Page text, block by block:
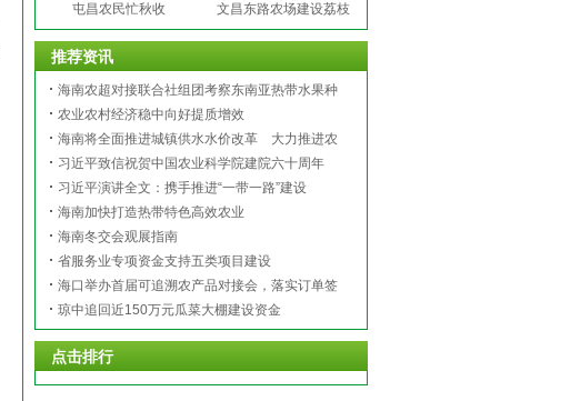
屯昌农民忙秋收 文昌东路农场建设荔枝
推荐资讯
海南农超对接联合社组团考察东南亚热带水果种
植资源
农业农村经济稳中向好提质增效
海南将全面推进城镇供水水价改革 大力推进农
业水价综合改革
习近平致信祝贺中国农业科学院建院六十周年
习近平演讲全文：携手推进“一带一路”建设
海南加快打造热带特色高效农业
海南冬交会观展指南
省服务业专项资金支持五类项目建设
海口举办首届可追溯农产品对接会，落实订单签
约仪式。
琼中追回近150万元瓜菜大棚建设资金
点击排行